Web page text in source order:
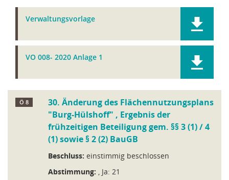
Verwaltungsvorlage
VO 008- 2020 Anlage 1
Ö 8
30. Änderung des Flächennutzungsplans
"Burg-Hülshoff" , Ergebnis der
frühzeitigen Beteiligung gem. §§ 3 (1) / 4
(1) sowie § 2 (2) BauGB
Beschluss: einstimmig beschlossen
Abstimmung: , Ja: 21